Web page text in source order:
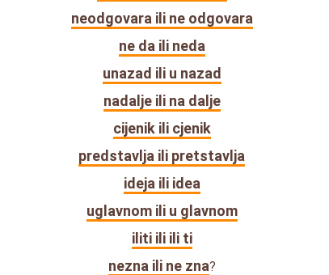
neodgovara ili ne odgovara
ne da ili neda
unazad ili u nazad
nadalje ili na dalje
cijenik ili cjenik
predstavlja ili pretstavlja
ideja ili idea
uglavnom ili u glavnom
iliti ili ili ti
nezna ili ne zna?